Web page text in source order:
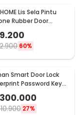
Lis Sela Pintu
Rubber Door
Strip Type H 1M
- TP40
9.200
60%
Smart Door Lock
Password Key
- M20
300.000
27%